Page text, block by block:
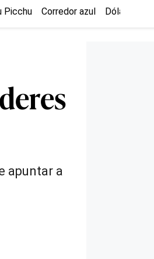
Picchu Corredor azul Dólar
apuntar a